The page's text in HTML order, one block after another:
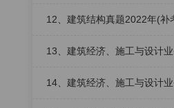
12、建筑结构真题2022年(补
13、建筑经济、施工与设计
14、建筑经济、施工与设计